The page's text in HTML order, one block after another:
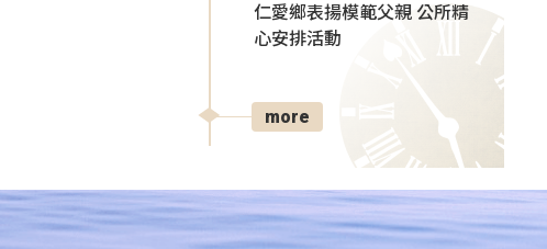
仁愛鄉表揚模範父親 公所精
心安排活動
more